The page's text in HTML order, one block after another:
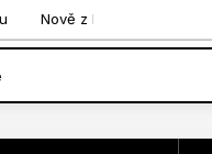
Nově z blogu